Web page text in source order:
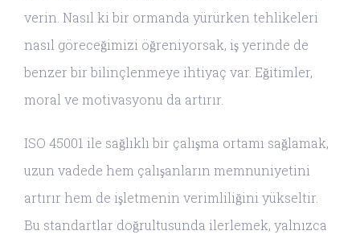
verin. Nasıl ki bir ormanda yürürken tehlikeleri
nasıl göreceğimizi öğreniyorsak, iş yerinde de
benzer bir bilinçlenmeye ihtiyaç var. Eğitimler,
moral ve motivasyonu da artırır.
ISO 45001 ile sağlıklı bir çalışma ortamı sağlamak,
uzun vadede hem çalışanların memnuniyetini
artırır hem de işletmenin verimliliğini yükseltir.
Bu standartlar doğrultusunda ilerlemek, yalnızca